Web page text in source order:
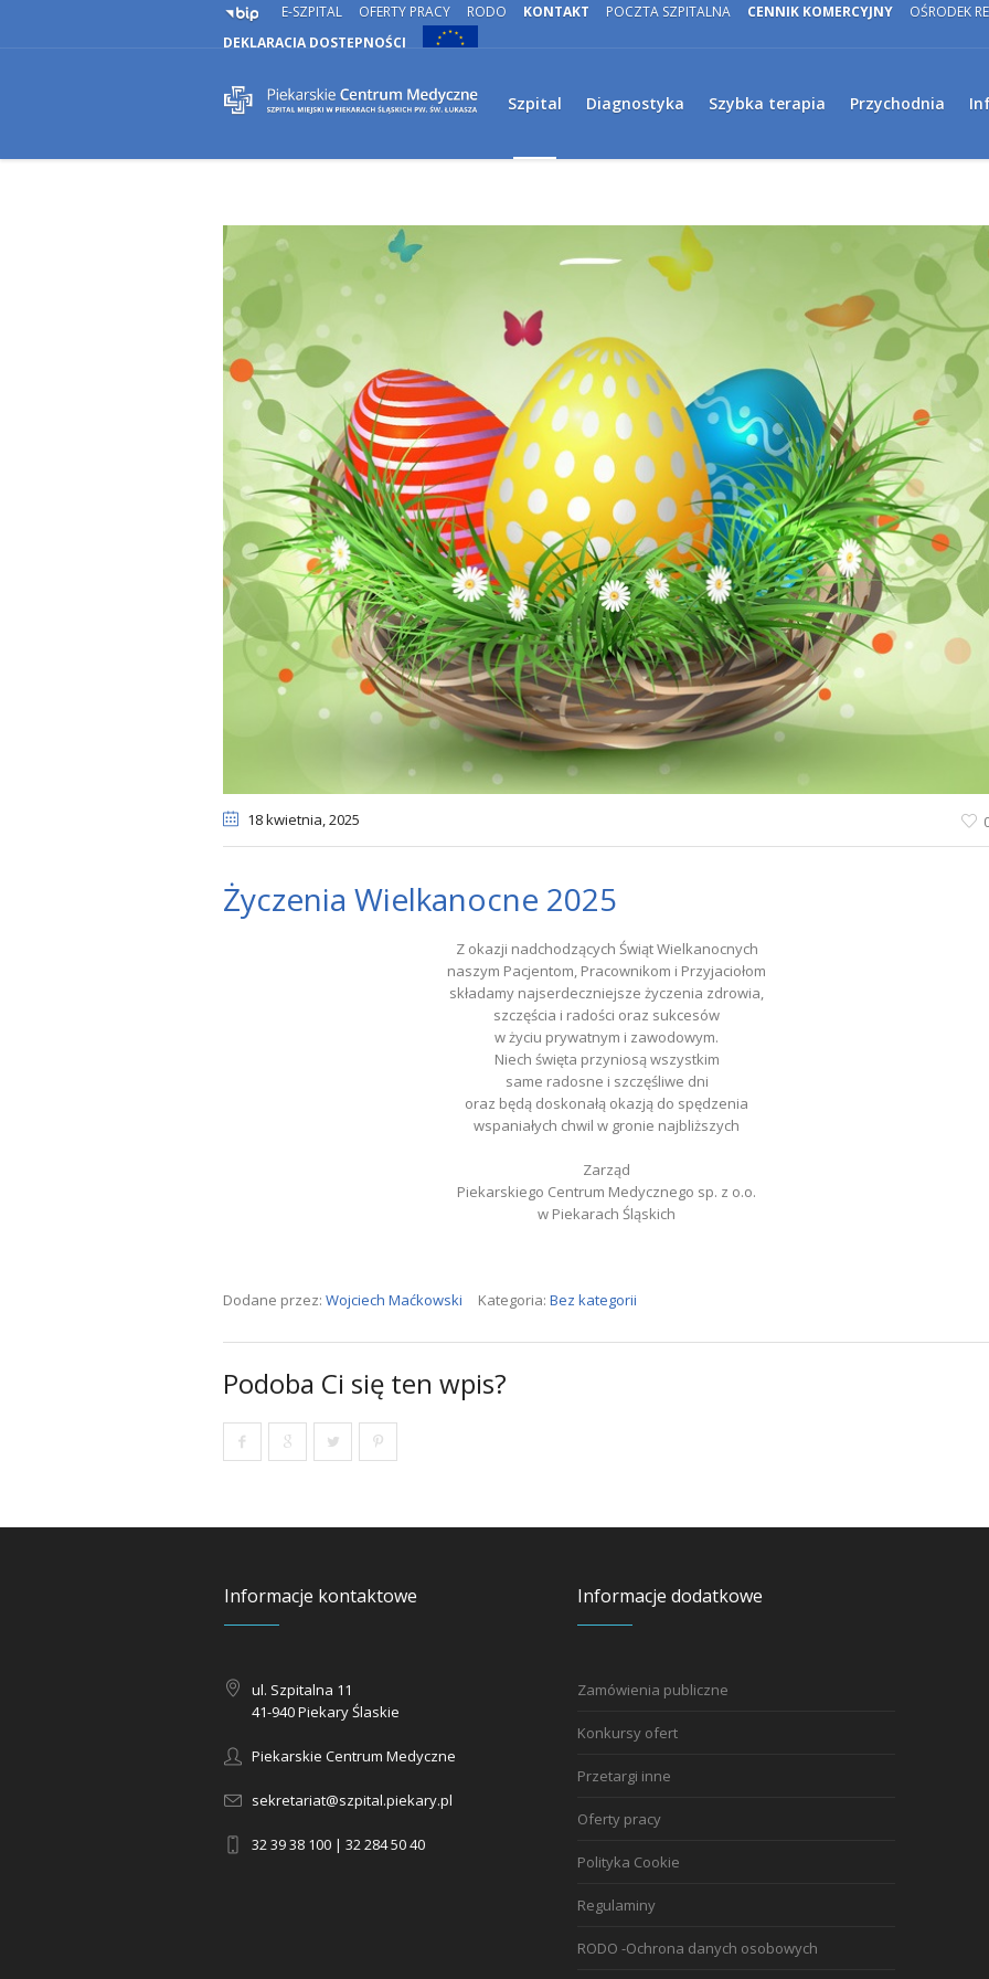
E-SZPITAL OFERTY PRACY RODO KONTAKT POCZTA SZPITALNA CENNIK KOMERCYJNY
OŚRODEK
DEKLARACJA DOSTĘPNOŚCI
Szpital Diagnostyka Szybka terapia Przychodnia
18 kwietnia, 2025
Życzenia Wielkanocne 2025
Z okazji nadchodzących Świąt Wielkanocnych
naszym Pacjentom, Pracownikom i Przyjaciołom
składamy najserdeczniejsze życzenia zdrowia,
szczęścia i radości oraz sukcesów
w życiu prywatnym i zawodowym.
Niech święta przyniosą wszystkim
same radosne i szczęśliwe dni
oraz będą doskonałą okazją do spędzenia
wspaniałych chwil w gronie najbliższych
Zarząd
Piekarskiego Centrum Medycznego sp. z o.o.
w Piekarach Śląskich
Dodane przez: Wojciech Maćkowski Kategoria: Bez kategorii
Podoba Ci się ten wpis?
Informacje kontaktowe
ul. Szpitalna 11
41-940 Piekary Ślaskie
Piekarskie Centrum Medyczne
sekretariat@szpital.piekary.pl
32 39 38 100 | 32 284 50 40
Informacje dodatkowe
Zamówienia publiczne
Konkursy ofert
Przetargi inne
Oferty pracy
Polityka Cookie
Regulaminy
RODO -Ochrona danych osobowych